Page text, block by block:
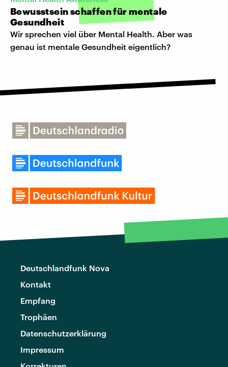
Bewusstsein schaffen für mentale
Gesundheit
Wir sprechen viel über Mental Health. Aber was
genau ist mentale Gesundheit eigentlich?
Deutschlandfunk Nova
Kontakt
Empfang
Trophäen
Datenschutzerklärung
Impressum